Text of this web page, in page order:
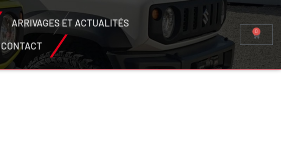
ARRIVAGES ET ACTUALITÉS
CONTACT
0